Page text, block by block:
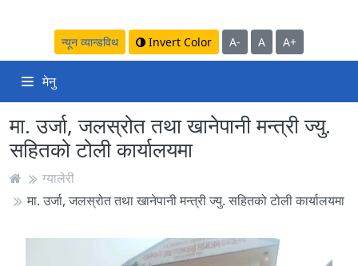
न्यून व्यान्डविथ Invert Color A- A A+
मेनु
मा. उर्जा, जलस्रोत तथा खानेपानी मन्त्री ज्यु.
सहितको टोली कार्यालयमा
ग्यालेरी
मा. उर्जा, जलस्रोत तथा खानेपानी मन्त्री ज्यु. सहितको टोली कार्यालयमा